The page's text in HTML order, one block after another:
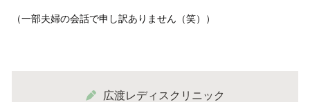
（一部夫婦の会話で申し訳ありません（笑））
広渡レディスクリニック